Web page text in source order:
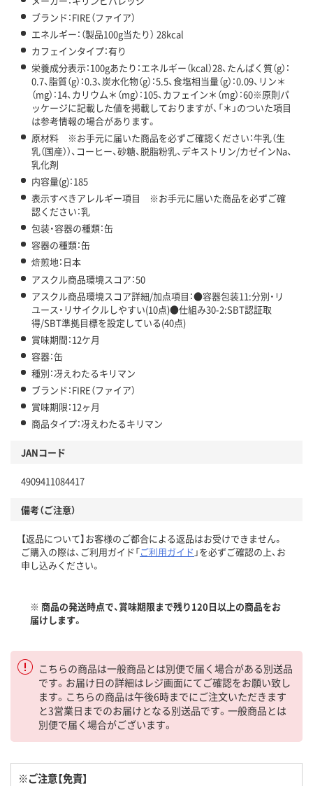
ブランド：FIRE（ファイア）
エネルギー：（製品100g当たり） 28kcal
カフェインタイプ：有り
栄養成分表示：100gあたり：エネルギー（kcal）28、たんぱく質（g）：
0.7、脂質（g）：0.3、炭水化物（g）：5.5、食塩相当量（g）：0.09、リン＊
（mg）：14、カリウム＊（mg）：105、カフェイン＊（mg）：60※原則パ
ッケージに記載した値を掲載しておりますが、「＊」のついた項目
は参考情報の場合があります。
原材料 ※お手元に届いた商品を必ずご確認ください：牛乳（生
乳（国産））、コーヒー、砂糖、脱脂粉乳、デキストリン/カゼインNa、
乳化剤
内容量(g)：185
表示すべきアレルギー項目 ※お手元に届いた商品を必ずご確
認ください：乳
包装・容器の種類：缶
容器の種類：缶
焙煎地：日本
アスクル商品環境スコア：50
アスクル商品環境スコア詳細/加点項目：●容器包装11:分別・リ
ユース・リサイクルしやすい(10点)●仕組み30-2:SBT認証取
得/SBT準拠目標を設定している(40点)
賞味期間：12ケ月
容器：缶
種別：冴えわたるキリマン
ブランド：FIRE（ファイア）
賞味期限：12ヶ月
商品タイプ：冴えわたるキリマン
JANコード
4909411084417
備考（ご注意）
【返品について】お客様のご都合による返品はお受けできません。
ご購入の際は、ご利用ガイド「ご利用ガイド 」を必ずご確認の上、お
申し込みください。
※ 商品の発送時点で、賞味期限まで残り120日以上の商品をお
届けします。
こちらの商品は一般商品とは別便で届く場合がある別送品
です。お届け日の詳細はレジ画面にてご確認をお願い致し
ます。こちらの商品は午後6時までにご注文いただきます
と3営業日までのお届けとなる別送品です。一般商品とは
別便で届く場合がございます。
※ご注意【免責】